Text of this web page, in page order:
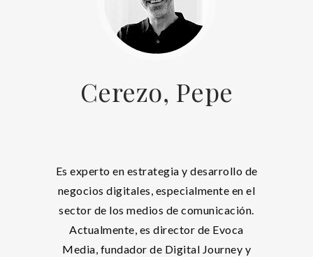
Cerezo, Pepe
Es experto en estrategia y desarrollo de
negocios digitales, especialmente en el
sector de los medios de comunicación.
Actualmente, es director de Evoca
Media, fundador de Digital Journey y